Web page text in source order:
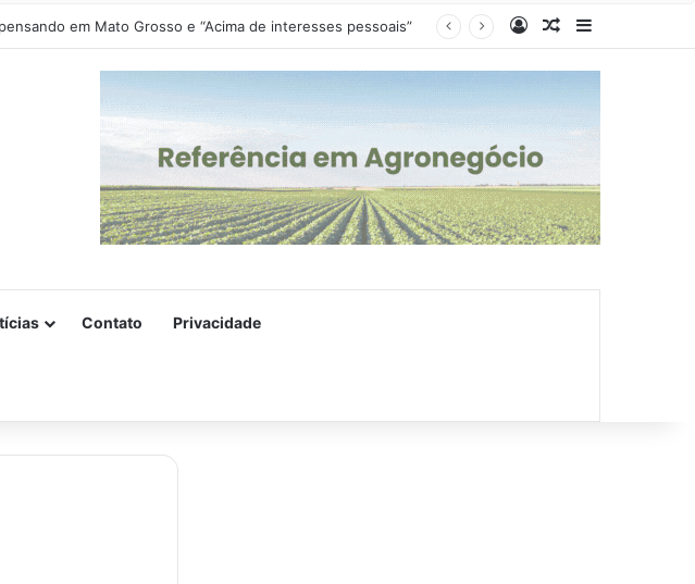
de Mauro Mendes EntrarArtigo aleatório
Barra Lateral
Contato Privacidade